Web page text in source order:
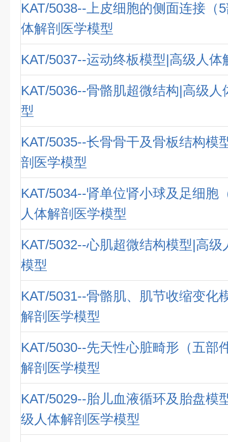
KAT/5038--上皮细胞的侧面连接（
体解剖医学模型
KAT/5037--运动终板模型|高级人体
KAT/5036--骨骼肌超微结构|高级人
型
KAT/5035--长骨骨干及骨板结构模
剖医学模型
KAT/5034--肾单位肾小球及足细胞
人体解剖医学模型
KAT/5032--心肌超微结构模型|高级
模型
KAT/5031--骨骼肌、肌节收缩变化
解剖医学模型
KAT/5030--先天性心脏畸形（五部
解剖医学模型
KAT/5029--胎儿血液循环及胎盘模
级人体解剖医学模型